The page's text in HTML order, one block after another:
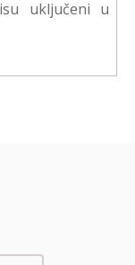
uključeni u